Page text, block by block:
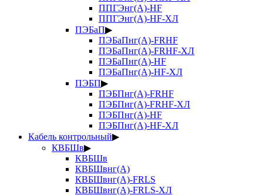
ППГЭнг(А)-HF
ППГЭнг(А)-HF-ХЛ
ПЭБаП▶
ПЭБаПнг(А)-FRHF
ПЭБаПнг(А)-FRHF-ХЛ
ПЭБаПнг(А)-HF
ПЭБаПнг(А)-HF-ХЛ
ПЭБП▶
ПЭБПнг(А)-FRHF
ПЭБПнг(А)-FRHF-ХЛ
ПЭБПнг(А)-HF
ПЭБПнг(А)-HF-ХЛ
Кабель контрольный▶
КВБШв▶
КВБШв
КВБШвнг(А)
КВБШвнг(А)-FRLS
КВБШвнг(А)-FRLS-ХЛ